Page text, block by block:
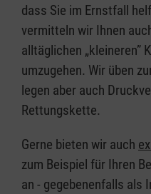
dass Sie im Ernstfall
vermitteln wir Ihnen
alltäglichen „kleineren”
umzugehen. Wir üben
legen aber auch
Rettungskette.
Gerne bieten wir auch
zum Beispiel für Ihren
an - gegebenenfalls als